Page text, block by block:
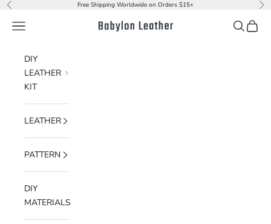
Skip to content
Previous Free Shipping Worldwide on Orders $15+
Babylon Leather
Navigation menu Search
Cart
DIY
LEATHER
KIT
LEATHER
PATTERN
DIY
MATERIALS